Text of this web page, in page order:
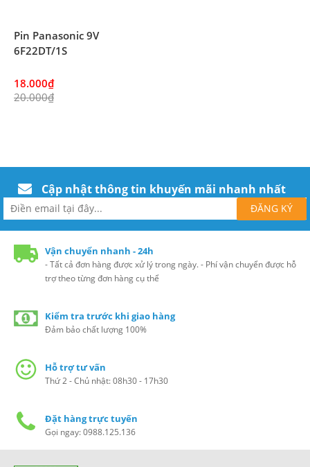
Pin Panasonic 9V
6F22DT/1S
18.000₫
20.000₫
Cập nhật thông tin khuyến mãi nhanh nhất
Vận chuyển nhanh - 24h
- Tất cả đơn hàng được xử lý trong ngày. - Phí vận chuyển được hỗ
trợ theo từng đơn hàng cụ thể
Kiểm tra trước khi giao hàng
Đảm bảo chất lượng 100%
Hỗ trợ tư vấn
Thứ 2 - Chủ nhật: 08h30 - 17h30
Đặt hàng trực tuyến
Gọi ngay: 0988.125.136